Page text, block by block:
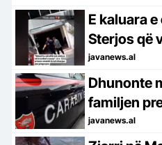
E kaluara
Sterjos që
fëmijërisë!
filmuan
plagosjen
javanews.al
Dhunonte
familjen
shqiptari
mbrojë
javanews.al